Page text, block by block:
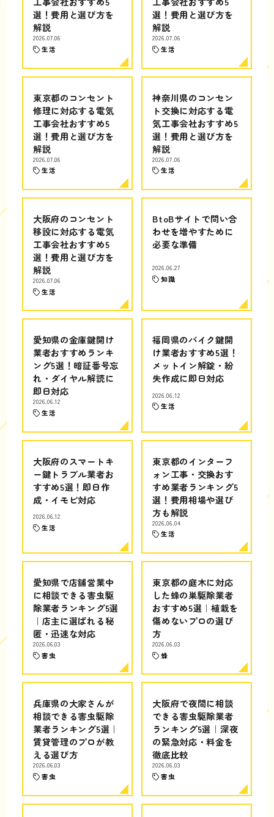
選！費用と選び方を
解説
2026.07.06
生活
選！費用と選び方を
解説
2026.07.06
生活
東京都のコンセント
修理に対応する電気
工事会社おすすめ5
選！費用と選び方を
解説
2026.07.06
生活
神奈川県のコンセン
ト交換に対応する電
気工事会社おすすめ5
選！費用と選び方を
解説
2026.07.06
生活
大阪府のコンセント
移設に対応する電気
工事会社おすすめ5
選！費用と選び方を
解説
2026.07.06
生活
BtoBサイトで問い合
わせを増やすために
必要な準備
2026.06.27
知識
愛知県の金庫鍵開け
業者おすすめランキ
ング5選！暗証番号忘
れ・ダイヤル解読に
即日対応
2026.06.12
生活
福岡県のバイク鍵開
け業者おすすめ5選！
メットイン解錠・紛
失作成に即日対応
2026.06.12
生活
大阪府のスマートキ
ー鍵トラブル業者お
すすめ5選！即日作
成・イモビ対応
2026.06.12
生活
東京都のインターフ
ォン工事・交換おす
すめ業者ランキング5
選！費用相場や選び
方も解説
2026.06.04
生活
愛知県で店舗営業中
に相談できる害虫駆
除業者ランキング5選
｜店主に選ばれる秘
匿・迅速な対応
2026.06.03
害虫
東京都の庭木に対応
した蜂の巣駆除業者
おすすめ5選｜植栽を
傷めないプロの選び
方
2026.06.03
蜂
兵庫県の大家さんが
相談できる害虫駆除
業者ランキング5選｜
賃貸管理のプロが教
える選び方
2026.06.03
害虫
大阪府で夜間に相談
できる害虫駆除業者
ランキング5選｜深夜
の緊急対応・料金を
徹底比較
2026.06.03
害虫